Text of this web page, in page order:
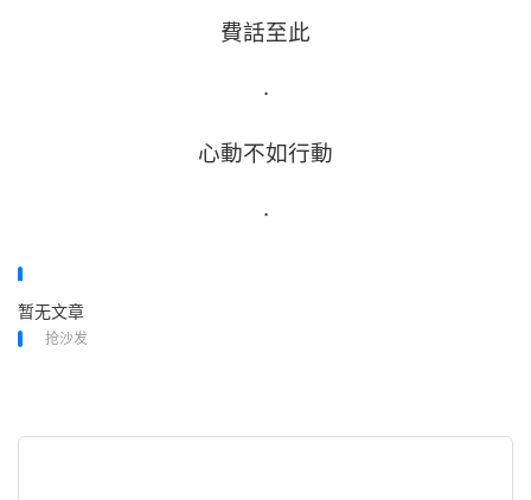
費話至此
·
心動不如行動
·
暂无文章
抢沙发